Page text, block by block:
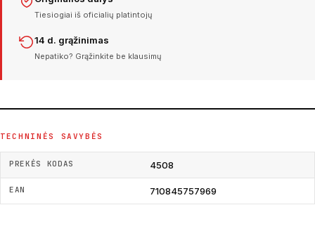
Tiesiogiai iš oficialių platintojų
14 d. grąžinimas
Nepatiko? Grąžinkite be klausimų
TECHNINĖS SAVYBĖS
PREKĖS KODAS 4508
EAN 710845757969